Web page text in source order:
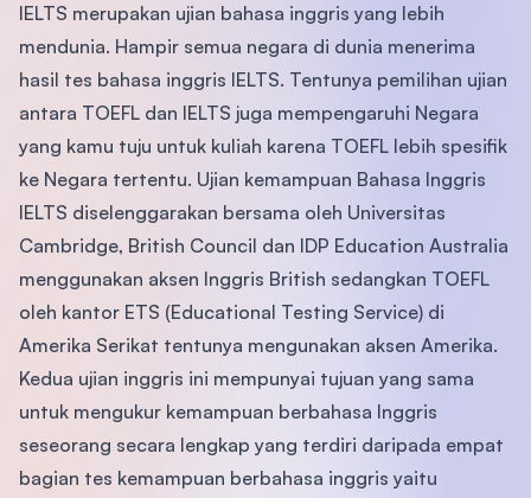
IELTS merupakan ujian bahasa inggris yang lebih
mendunia. Hampir semua negara di dunia menerima
hasil tes bahasa inggris IELTS. Tentunya pemilihan ujian
antara TOEFL dan IELTS juga mempengaruhi Negara
yang kamu tuju untuk kuliah karena TOEFL lebih spesifik
ke Negara tertentu. Ujian kemampuan Bahasa Inggris
IELTS diselenggarakan bersama oleh Universitas
Cambridge, British Council dan IDP Education Australia
menggunakan aksen Inggris British sedangkan TOEFL
oleh kantor ETS (Educational Testing Service) di
Amerika Serikat tentunya mengunakan aksen Amerika.
Kedua ujian inggris ini mempunyai tujuan yang sama
untuk mengukur kemampuan berbahasa Inggris
seseorang secara lengkap yang terdiri daripada empat
bagian tes kemampuan berbahasa inggris yaitu